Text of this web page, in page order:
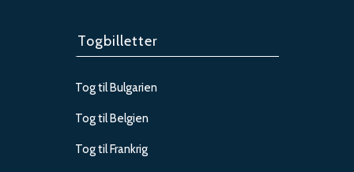
Togbilletter
Tog til Bulgarien
Tog til Belgien
Tog til Frankrig